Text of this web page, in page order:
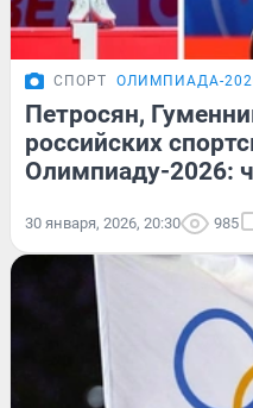
СПОРТ ОЛИМПИАДА-
Петросян,
российских
Олимпиаду-2026:
30 января, 2026, 20:30 985